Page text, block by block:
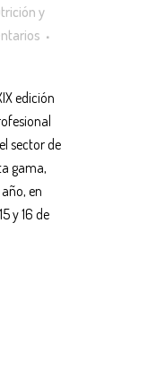
y
edición
sector de
gama,
en
y 16 de